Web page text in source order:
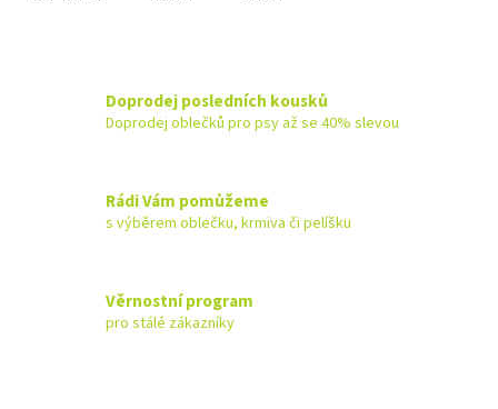
Doprodej posledních kousků
Doprodej oblečků pro psy až se 40% slevou
Rádi Vám pomůžeme
s výběrem oblečku, krmiva či pelíšku
Věrnostní program
pro stálé zákazníky